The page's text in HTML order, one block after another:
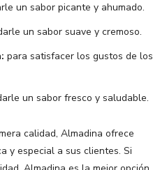
un sabor picante y ahumado.
un sabor suave y cremoso.
para satisfacer los gustos de los
un sabor fresco y saludable.
calidad, Almadina ofrece
y especial a sus clientes. Si